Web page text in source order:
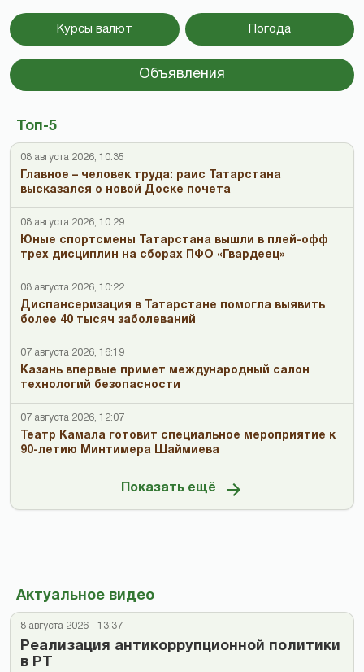
Курсы валют Погода
Объявления
Топ-5
08 августа 2026, 10:35
Главное – человек труда: раис Татарстана
высказался о новой Доске почета
08 августа 2026, 10:29
Юные спортсмены Татарстана вышли в плей-офф
трех дисциплин на сборах ПФО «Гвардеец»
08 августа 2026, 10:22
Диспансеризация в Татарстане помогла выявить
более 40 тысяч заболеваний
07 августа 2026, 16:19
Казань впервые примет международный салон
технологий безопасности
07 августа 2026, 12:07
Театр Камала готовит специальное мероприятие к
90-летию Минтимера Шаймиева
Показать ещё
Актуальное видео
8 августа 2026 - 13:37
Реализация антикоррупционной политики
в РТ